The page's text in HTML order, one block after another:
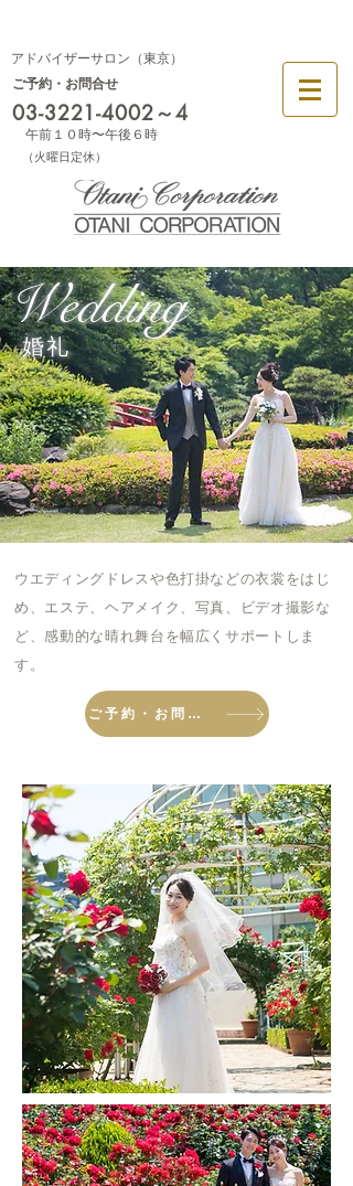
午前１０時〜午後６時
ご予約・お問合せ
03-3221-4002～4
アドバイザーサロン（東京）
​（火曜日定休）
Wedding
婚礼
ウエディングドレスや色打掛などの衣裳をはじ
め、 エステ、ヘアメイク、 写真、ビデオ撮影な
ど、 感動的な晴れ舞台を幅広くサポートしま
す。
ご予約・お問合せはこちら